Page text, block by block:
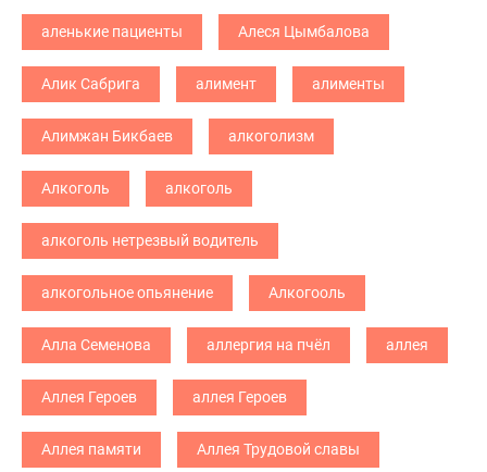
аленькие пациенты Алеся Цымбалова
Алик Сабрига алимент алименты
Алимжан Бикбаев алкоголизм
Алкоголь алкоголь
алкоголь нетрезвый водитель
алкогольное опьянение Алкогооль
Алла Семенова аллергия на пчёл аллея
Аллея Героев аллея Героев
Аллея памяти Аллея Трудовой славы